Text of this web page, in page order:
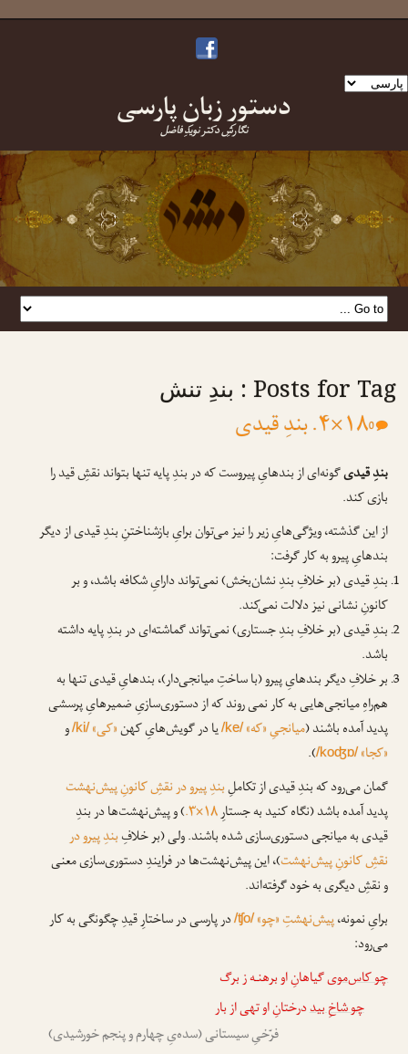
یک
دستورِ زبانِ پارسی
نگارشِ دکتر نویدِ فاضل
Posts for Tag : بندِ تنش
۱۸×۴. بندِ قیدی 0
بندِ قیدیگونه‌ای از بندهایِ پیرو‌ست که در بندِ پایه تنها بتواند نقشِ قید را
بازی کند.
از این گذشته، ویژگی‌هایِ زیر را نیز می‌توان برایِ بازشناختنِ بندِ قیدی از دیگر
بندهایِ پیرو به کار گرفت:
بندِ قیدی (بر خلافِ بندِ نشان‌بخش) نمی‌تواند دارایِ شکافه باشد، و بر
کانونِ نشانی نیز دلالت نمی‌کند.
بندِ قیدی (بر خلافِ بندِ جستاری) نمی‌تواند گماشته‌ای در بندِ پایه داشته
باشد.
بر خلافِ دیگر بندهایِ پیرو (با ساختِ میانجی‌دار)، بندهایِ قیدی تنها به
هم‌راهِ میانجی‌هایی به کار نمی روند که از دستوری‌سازیِ ضمیرهایِ پرسشی
پدید آمده باشند (میانجیِ «که»/ke/ یا در گویش‌هایِ کهن«کی»/ki/
و
«کجا»/koʤɒ/
).
گمان می‌رود که بندِ قیدی از تکاملِبندِ پیرو در نقشِ کانونِ پیش‌نهشت
پدید آمده باشد (نگاه کنید به جستارِ۱۸×۳.
) و پیش‌نهشت‌ها در بندِ
قیدی به میانجی دستوری‌سازی شده باشند. ولی (بر خلافِبندِ پیرو در
نقشِ کانونِ پیش‌نهشت)، این پیش‌نهشت‌ها در فرایندِ دستوری‌سازی معنی
و نقشِ دیگری به خود گرفته‌اند.
برایِ نمونه،پیش‌نهشتِ «چو»/ʧo/
در پارسی در ساختارِ قیدِ چگونگی به کار
می‌رود:
چو کاس‌مویگیاهانِ او برهنـه ز برگ
چو شاخِ بیددرختانِ او تهی از بار
فرّخیِ سیستانی (سده‌یِ چهارم و پنجم خورشیدی)